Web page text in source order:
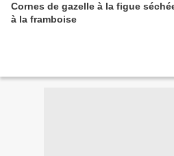
Cornes de gazelle à la figue
à la framboise